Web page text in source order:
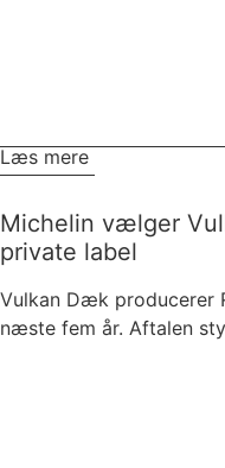
Læs mere
Michelin vælger
private label
Vulkan Dæk producerer
næste fem år. Aftalen